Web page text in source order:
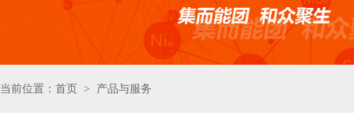
当前位置：首页 > 产品与服务